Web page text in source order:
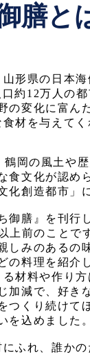
膳と
形県の日本海
約12万人の都
の変化に富ん
材を与えてく
鶴岡の風土や歴
食文化が認め
化創造都市」
御膳』を刊行
上前のことで
しみのあるの
の料理を紹介
材料や作り
加減で、好き
つくり続けて
を込めました。
ふれ、誰かの